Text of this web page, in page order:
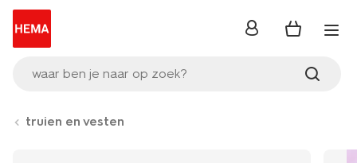
waar ben je naar op zoek?
inloggen
truien en vesten